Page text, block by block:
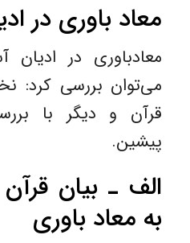
معاد باوری در
معادباوری در ادیان
می‌توان بررسی کرد:
قرآن و دیگر با
پیشین.
الف ـ بیان
به معاد باوری